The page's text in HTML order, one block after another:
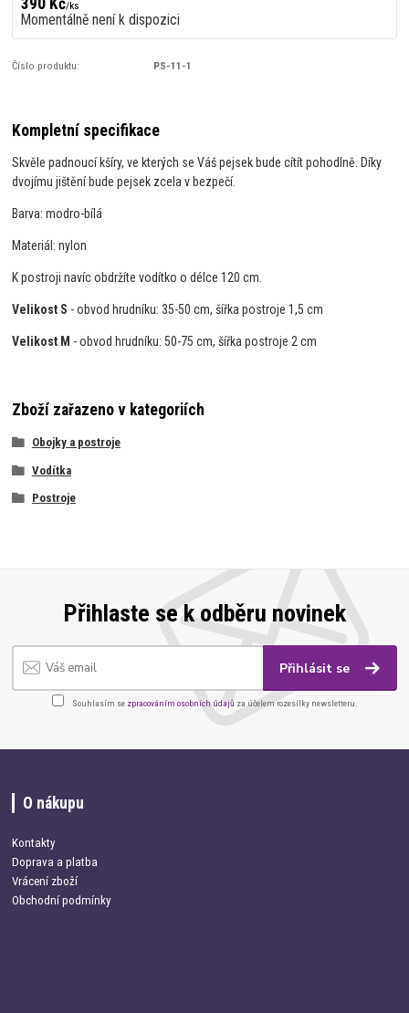
/ks
Momentálně není k dispozici
Číslo produktu: PS-11-1
Kompletní specifikace
Skvěle padnoucí kšíry, ve kterých se Váš pejsek bude cítít pohodlně. Díky
dvojímu jištění bude pejsek zcela v bezpečí.
Barva: modro-bílá
Materiál: nylon
K postroji navíc obdržíte vodítko o délce 120 cm.
Velikost S - obvod hrudníku: 35-50 cm, šířka postroje 1,5 cm
Velikost M - obvod hrudníku: 50-75 cm, šířka postroje 2 cm
Zboží zařazeno v kategoriích
Obojky a postroje
Vodítka
Postroje
Přihlaste se k odběru novinek
Přihlásit se
Souhlasím se zpracováním osobních údajů za účelem rozesílky newsletteru.
O nákupu
Kontakty
Doprava a platba
Vrácení zboží
Obchodní podmínky